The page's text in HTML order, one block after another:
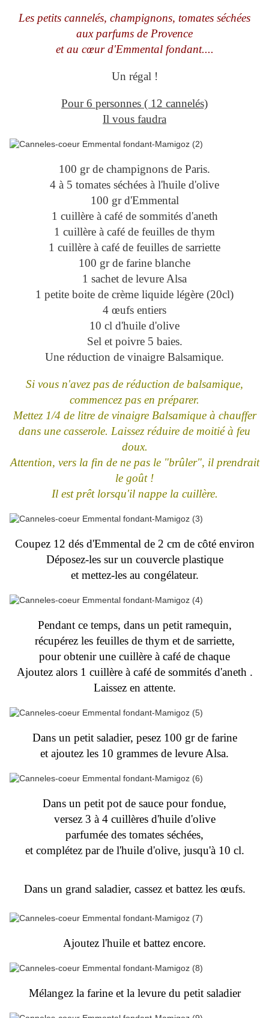
Les petits cannelés, champignons, tomates séchées
aux parfums de Provence
et au cœur d'Emmental fondant....
Un régal !
Pour 6 personnes ( 12 cannelés)
Il vous faudra
100 gr de champignons de Paris.
4 à 5 tomates séchées à l'huile d'olive
100 gr d'Emmental
1 cuillère à café de sommités d'aneth
1 cuillère à café de feuilles de thym
1 cuillère à café de feuilles de sarriette
100 gr de farine blanche
1 sachet de levure Alsa
1 petite boite de crème liquide légère (20cl)
4 œufs entiers
10 cl d'huile d'olive
Sel et poivre 5 baies.
Une réduction de vinaigre Balsamique.
Si vous n'avez pas de réduction de balsamique,
commencez pas en préparer.
Mettez 1/4 de litre de vinaigre Balsamique à chauffer
dans une casserole. Laissez réduire de moitié à feu
doux.
Attention, vers la fin de ne pas le "brûler", il prendrait
le goût !
Il est prêt lorsqu'il nappe la cuillère.
Coupez 12 dés d'Emmental de 2 cm de côté environ
Déposez-les sur un couvercle plastique
et mettez-les au congélateur.
Pendant ce temps, dans un petit ramequin,
récupérez les feuilles de thym et de sarriette,
pour obtenir une cuillère à café de chaque
Ajoutez alors 1 cuillère à café de sommités d'aneth .
Laissez en attente.
Dans un petit saladier, pesez 100 gr de farine
et ajoutez les 10 grammes de levure Alsa.
Dans un petit pot de sauce pour fondue,
versez 3 à 4 cuillères d'huile d'olive
parfumée des tomates séchées,
et complétez par de l'huile d'olive, jusqu'à 10 cl.
Dans un grand saladier, cassez et battez les œufs.
Ajoutez l'huile et battez encore.
Mélangez la farine et la levure du petit saladier